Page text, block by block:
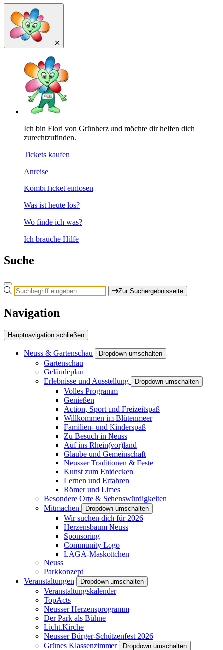
Ich bin Flori von Grünherz und möchte dir helfen dich
zurechtzufinden.
Tickets kaufen
Anreise
KombiTicket einlösen
Was ist heute los?
Wo finde ich was?
Ich brauche Hilfe
Suche
Zur Suchergebnisseite
Navigation
Hauptnavigation schließen
Neuss & Gartenschau Dropdown umschalten
Gartenschau
Geländeplan
Erlebnisse und Ausstellung
Dropdown umschalten
Volles Programm
Genießen
Action, Sport und Freizeitspaß
Willkommen im Blütenmeer
Familien- und Kinderspaß
Zu Besuch in Neuss
Auf ins Rhein(vor)land
Glaube und Gemeinschaft
Neusser Traditionen & Feste
Kunst zum Entdecken
Lernen und Erfahren
Römer und Limes
Besondere Orte & Sehenswürdigkeiten
Mitmachen
Dropdown umschalten
Wir suchen dich für 2026
Herzensbaum Neuss
Sponsoring
Community Logo
LAGA-Maskottchen
Neuss
Parkkonzept
Veranstaltungen
Dropdown umschalten
Veranstaltungskalender
TopActs
Neusser Herzensprogramm
Der Park als Bühne
Licht.Kirche
Neusser Bürger-Schützenfest 2026
Grünes Klassenzimmer
Dropdown umschalten